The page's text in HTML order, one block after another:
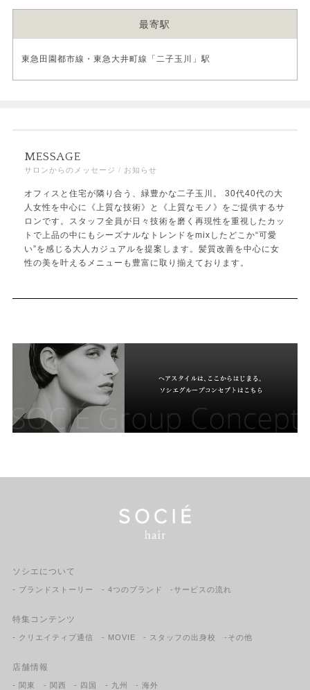
最寄駅
東急田園都市線・東急大井町線「二子玉川」駅
MESSAGE
サロンからのメッセージ / お知らせ
オフィスと住宅が隣り合う、緑豊かな二子玉川。 30代40代の大
人女性を中心に《上質な技術》と《上質なモノ》をご提供するサ
ロンです。スタッフ全員が日々技術を磨く再現性を重視したカッ
トで上品の中にもシーズナルなトレンドをmixしたどこか“可愛
い”を感じる大人カジュアルを提案します。髪質改善を中心に女
性の美を叶えるメニューも豊富に取り揃えております。
ソシエについて
- ブランドストーリー - 4つのブランド -サービスの流れ
特集コンテンツ
- クリエイティブ通信 - MOVIE - スタッフの出身校 -その他
店舗情報
- 関東 - 関西 - 四国 - 九州 - 海外